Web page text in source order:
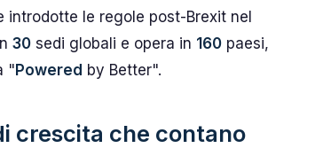
introdotte le regole post-Brexit nel
30 sedi globali e opera in 160 paesi,
" Powered by Better".
crescita che contano